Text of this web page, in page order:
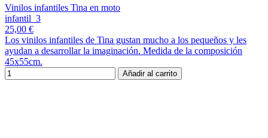
Vinilos infantiles Tina en moto
infantil_3
25,00 €
Los vinilos infantiles de Tina gustan mucho a los pequeños y les
ayudan a desarrollar la imaginación. Medida de la composición
45x55cm.
Añadir al carrito